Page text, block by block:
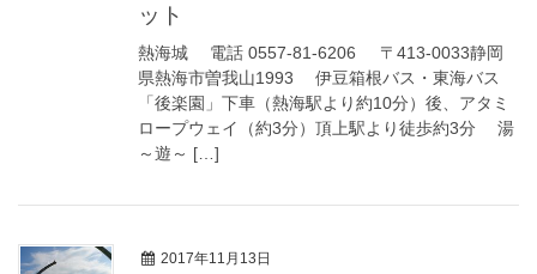
ット
熱海城 電話 0557-81-6206 〒413-0033静岡
県熱海市曽我山1993 伊豆箱根バス・東海バス
「後楽園」下車（熱海駅より約10分）後、アタミ
ロープウェイ（約3分）頂上駅より徒歩約3分 湯
～遊～ […]
2017年11月13日